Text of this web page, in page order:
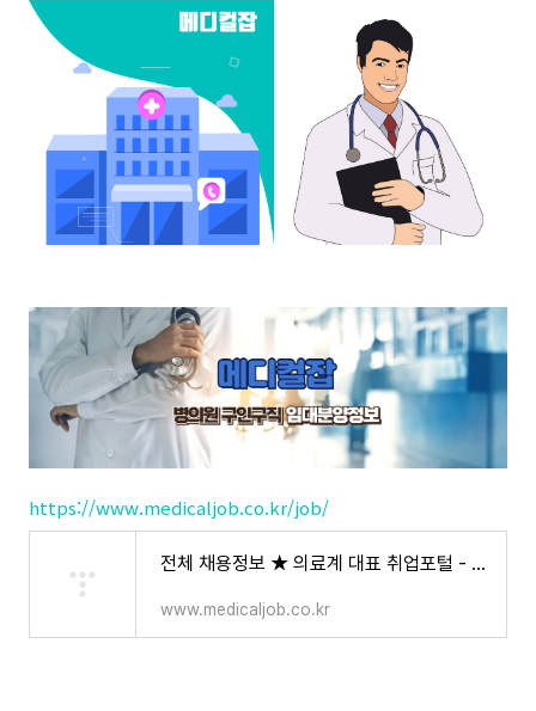
https://www.medicaljob.co.kr/job/
전체 채용정보 ★ 의료계 대표 취업포털 - 메디컬잡 | MEDICALJOB.CO.KR
www.medicaljob.co.kr